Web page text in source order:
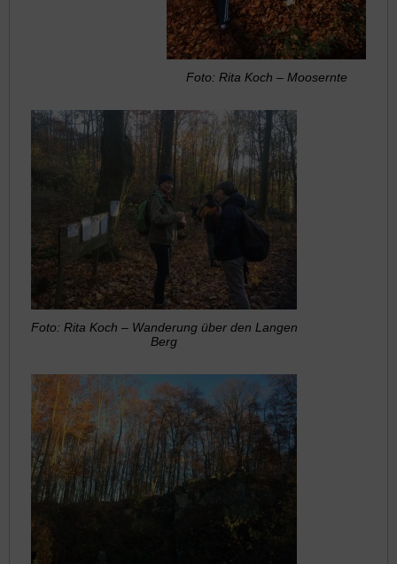
Foto: Rita Koch – Moosernte
Foto: Rita Koch – Wanderung über den Langen
Berg